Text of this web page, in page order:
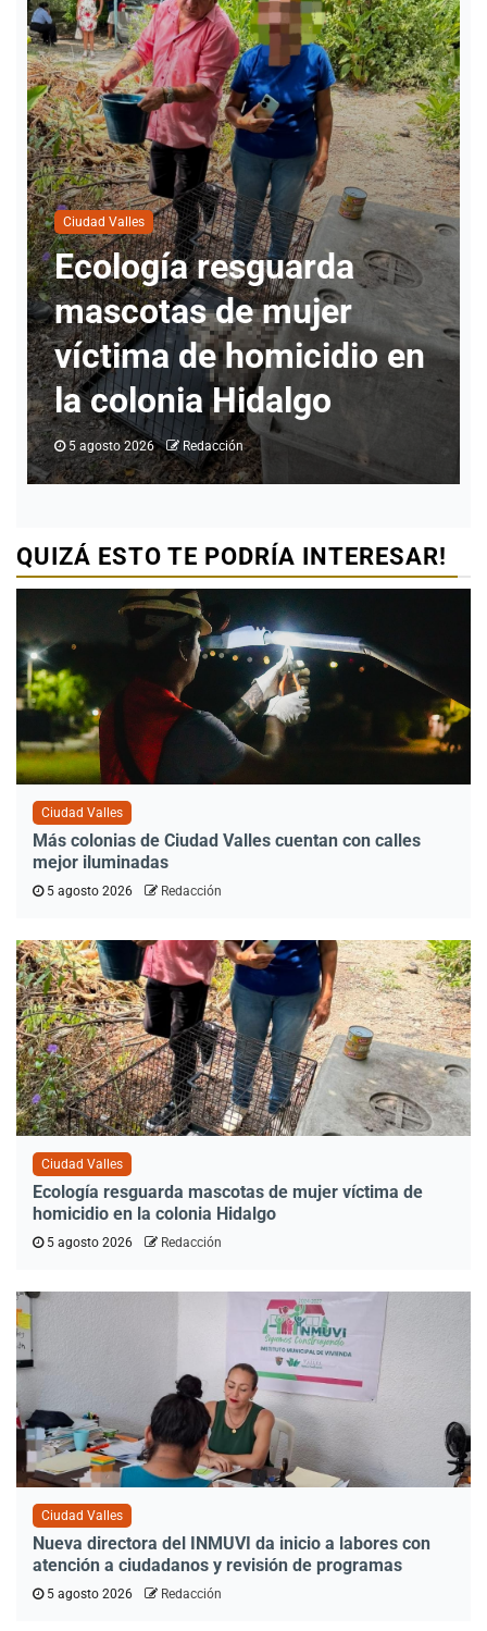
en
Ciudad Valles
Nueva directora del
INMUVI da inicio a
labores con atención
ciudadanos y revisión
programas
5 agosto 2026 Redacción
QUIZÁ ESTO TE PODRÍA INTERESAR!
Ciudad Valles
Más colonias de Ciudad Valles cuentan con calles
mejor iluminadas
5 agosto 2026 Redacción
Ciudad Valles
Ecología resguarda mascotas de mujer víctima de
homicidio en la colonia Hidalgo
5 agosto 2026 Redacción
Ciudad Valles
Nueva directora del INMUVI da inicio a labores con
atención a ciudadanos y revisión de programas
5 agosto 2026 Redacción